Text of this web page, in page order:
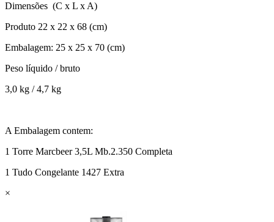
Dimensões (C x L x A)
Produto 22 x 22 x 68 (cm)
Embalagem: 25 x 25 x 70 (cm)
Peso líquido / bruto
3,0 kg / 4,7 kg
A Embalagem contem:
1 Torre Marcbeer 3,5L Mb.2.350 Completa
1 Tudo Congelante 1427 Extra
×